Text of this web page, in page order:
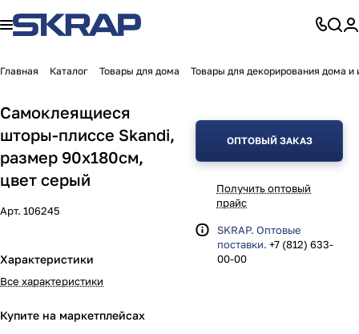
Главная Каталог Товары для дома Товары для декорирования дома и
Самоклеящиеся
шторы-плиссе Skandi,
размер 90х180см,
цвет серый
Арт. 106245
Характеристики
Все характеристики
Купите на маркетплейсах
ОПТОВЫЙ ЗАКАЗ
Получить оптовый
прайс
SKRAP. Оптовые
поставки. +7 (812) 633-
00-00